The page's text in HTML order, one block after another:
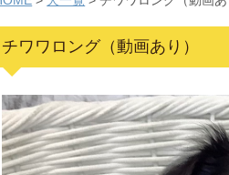
チワワロング（動画あり）